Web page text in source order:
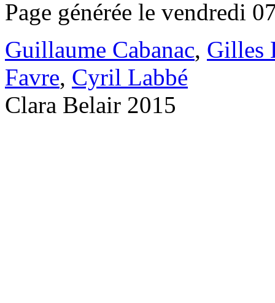
Page générée le vendredi
Guillaume Cabanac, Gilles
Favre, Cyril Labbé
Clara Belair 2015